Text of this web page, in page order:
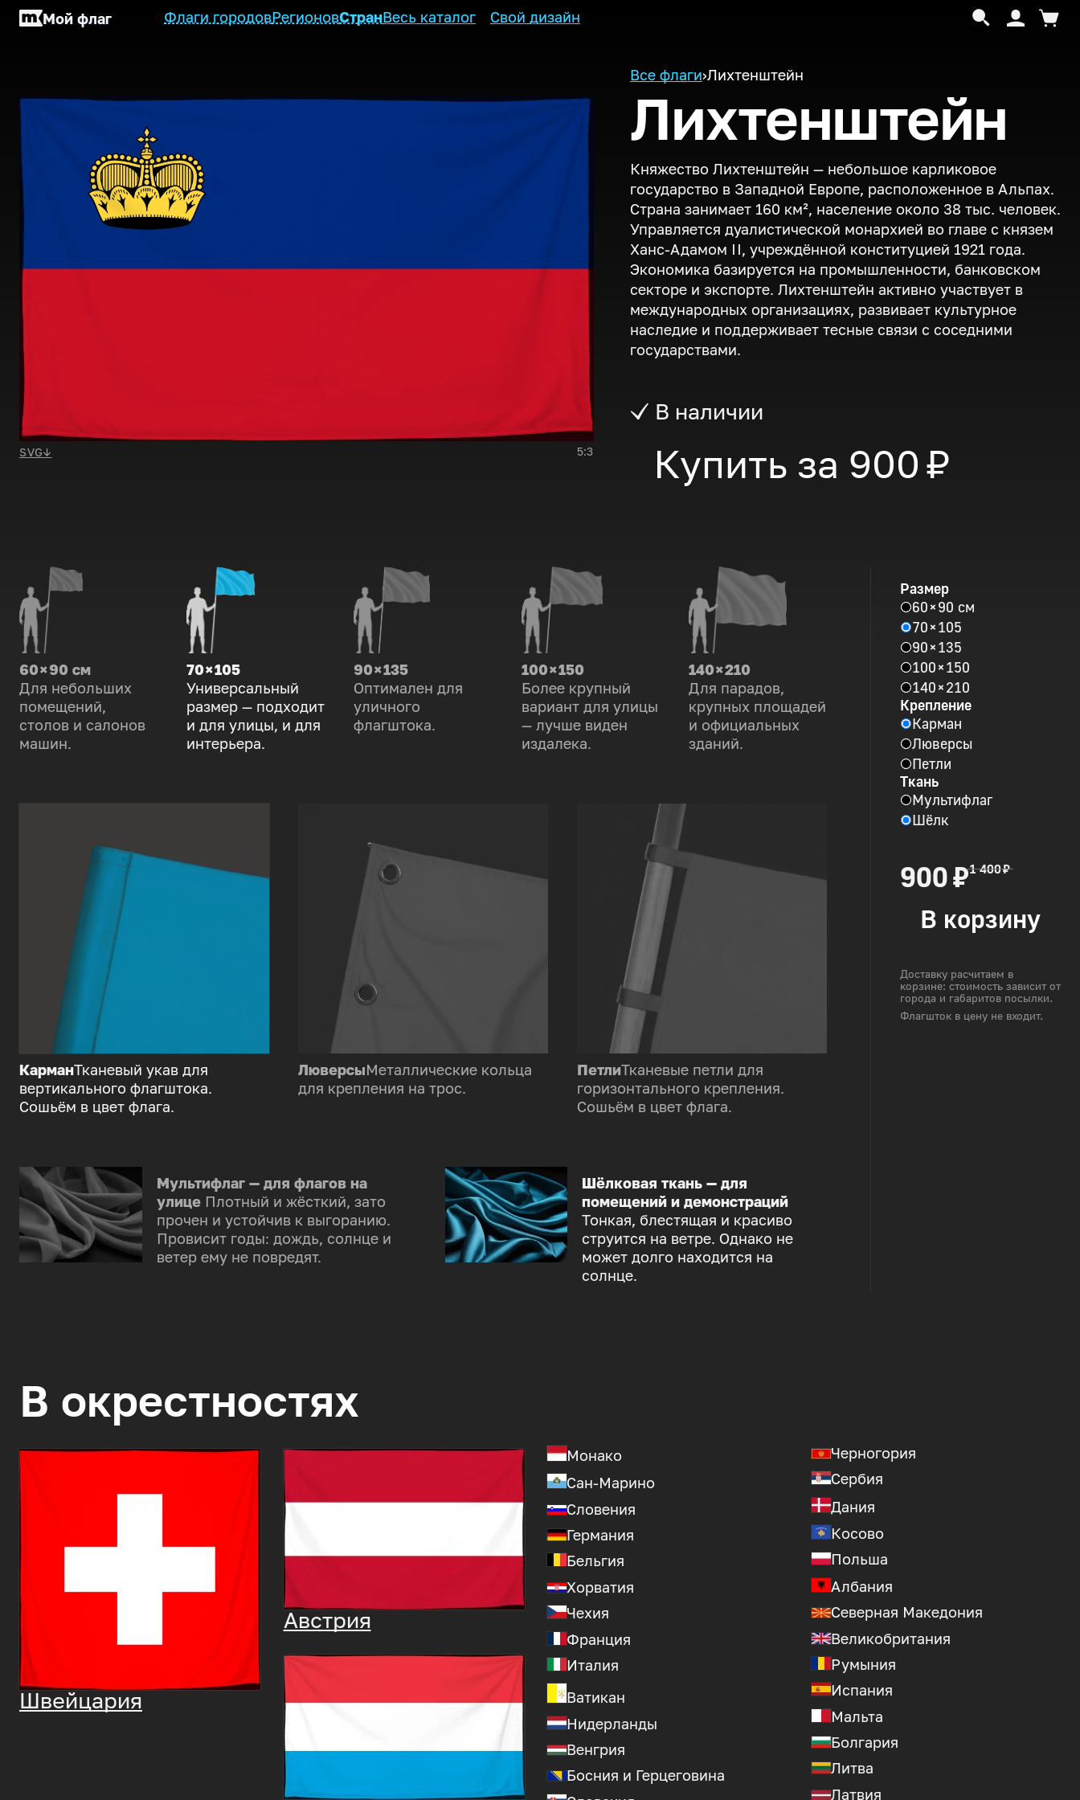
Мой флаг Флаги городовРегионовСтранВесь каталог Свой дизайн
Все флаги›Лихтенштейн
SVG↓ 5:3
Лихтенштейн
Княжество Лихтенштейн — небольшое карликовое
государство в Западной Европе, расположенное в Альпах.
Страна занимает 160 км², население около 38 тыс. человек.
Управляется дуалистической монархией во главе с князем
Ханс-Адамом II, учреждённой конституцией 1921 года.
Экономика базируется на промышленности, банковском
секторе и экспорте. Лихтенштейн активно участвует в
международных организациях, развивает культурное
наследие и поддерживает тесные связи с соседними
государствами.
В наличии
Купить за 900 ₽
60 × 90 см
Для небольших
помещений,
столов и салонов
машин.
70 × 105
Универсальный
размер — подходит
и для улицы, и для
интерьера.
90 × 135
Оптимален для
уличного
флагштока.
100 × 150
Более крупный
вариант для улицы
— лучше виден
издалека.
140 × 210
Для парадов,
крупных площадей
и официальных
зданий.
КарманТканевый укав для
вертикального флагштока.
Сошьём в цвет флага.
ЛюверсыМеталлические кольца
для крепления на трос.
ПетлиТканевые петли для
горизонтального крепления.
Сошьём в цвет флага.
Мультифлаг — для флагов на
улицеПлотный и жёсткий, зато
прочен и устойчив к выгоранию.
Провисит годы: дождь, солнце и
ветер ему не повредят.
Шёлковая ткань — для
помещений и демонстраций
Тонкая, блестящая и красиво
струится на ветре. Однако не
может долго находится на
солнце.
Размер
60 × 90 см
70 × 105
90 × 135
100 × 150
140 × 210
Крепление
Карман
Люверсы
Петли
Ткань
Мультифлаг
Шёлк
900 ₽1 400 ₽
В корзину
Доставку расчитаем в
корзине: стоимость зависит от
города и габаритов посылки.
Флагшток в цену не входит.
В окрестностях
Швейцария
Австрия
Монако
Сан-Марино
Словения
Германия
Бельгия
Хорватия
Чехия
Франция
Италия
Ватикан
Нидерланды
Венгрия
Босния и Герцеговина
Черногория
Сербия
Дания
Косово
Польша
Албания
Северная Македония
Великобритания
Румыния
Испания
Мальта
Болгария
Литва
Латвия